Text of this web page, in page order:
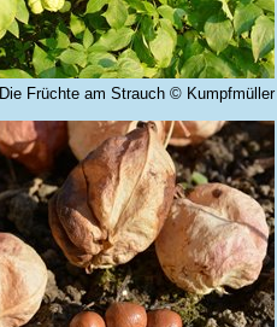
Die Früchte am Strauch © Kumpfmüller